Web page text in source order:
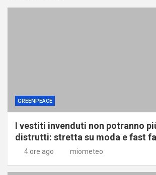
GREENPEACE
I vestiti invenduti non potranno
distrutti: stretta su moda e fast
4 ore ago miometeo